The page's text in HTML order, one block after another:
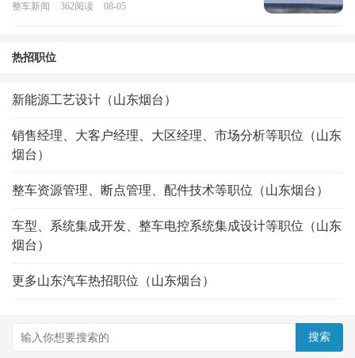
整车新闻 362阅读 08-05
热招职位
新能源工艺设计（山东烟台）
销售经理、大客户经理、大区经理、市场分析等职位（山东
烟台）
整车资源管理、断点管理、配件技术等职位（山东烟台）
车型、系统集成开发、整车电控系统集成设计等职位（山东
烟台）
更多山东汽车热招职位（山东烟台）